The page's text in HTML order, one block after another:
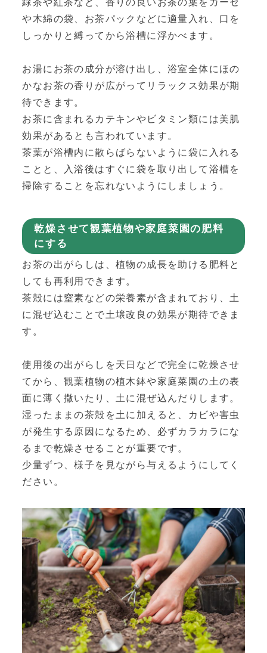
緑茶や紅茶など、香りの良いお茶の葉をガーゼ
や木綿の袋、お茶パックなどに適量入れ、口を
しっかりと縛ってから浴槽に浮かべます。
お湯にお茶の成分が溶け出し、浴室全体にほの
かなお茶の香りが広がってリラックス効果が期
待できます。
お茶に含まれるカテキンやビタミン類には美肌
効果があるとも言われています。
茶葉が浴槽内に散らばらないように袋に入れる
ことと、入浴後はすぐに袋を取り出して浴槽を
掃除することを忘れないようにしましょう。
乾燥させて観葉植物や家庭菜園の肥料
にする
お茶の出がらしは、植物の成長を助ける肥料と
しても再利用できます。
茶殻には窒素などの栄養素が含まれており、土
に混ぜ込むことで土壌改良の効果が期待できま
す。
使用後の出がらしを天日などで完全に乾燥させ
てから、観葉植物の植木鉢や家庭菜園の土の表
面に薄く撒いたり、土に混ぜ込んだりします。
湿ったままの茶殻を土に加えると、カビや害虫
が発生する原因になるため、必ずカラカラにな
るまで乾燥させることが重要です。
少量ずつ、様子を見ながら与えるようにしてく
ださい。